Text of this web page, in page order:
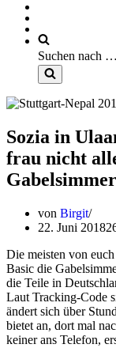
Suchen nach …
Sozia in
frau nicht
von Birgit
22. Juni 2018
Die meisten von
Basic die
die Teile in
Laut Tracking-Code
ändert sich über
bietet an, dort mal
keiner ans Telefon,